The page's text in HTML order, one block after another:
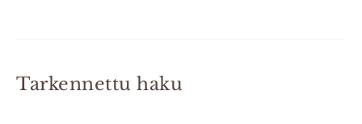
Tarkennettu haku